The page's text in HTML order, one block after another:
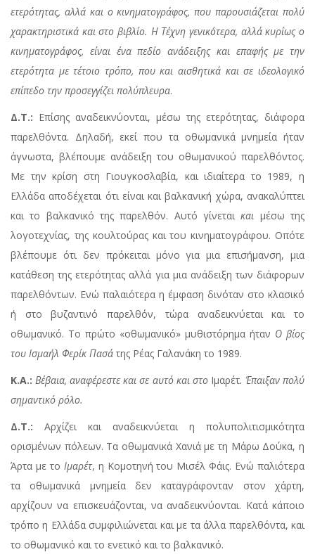
ετερότητας, αλλά και ο κινηματογράφος, που παρουσιάζεται πολύ
χαρακτηριστικά και στο βιβλίο. Η Τέχνη γενικότερα, αλλά κυρίως ο
κινηματογράφος, είναι ένα πεδίο ανάδειξης και επαφής με την
ετερότητα με τέτοιο τρόπο, που και αισθητικά και σε ιδεολογικό
επίπεδο την προσεγγίζει πολύπλευρα.
Δ.Τ.: Επίσης αναδεικνύονται, μέσω της ετερότητας, διάφορα
παρελθόντα. Δηλαδή, εκεί που τα οθωμανικά μνημεία ήταν
άγνωστα, βλέπουμε ανάδειξη του οθωμανικού παρελθόντος.
Με την κρίση στη Γιουγκοσλαβία, και ιδιαίτερα το 1989, η
Ελλάδα αποδέχεται ότι είναι και βαλκανική χώρα, ανακαλύπτει
και το βαλκανικό της παρελθόν. Αυτό γίνεταικαι μέσω της
λογοτεχνίας, της κουλτούρας και του κινηματογράφου. Οπότε
βλέπουμε ότι δεν πρόκειται μόνο για μια επισήμανση, μια
κατάθεση της ετερότητας αλλά για μια ανάδειξη των διάφορων
παρελθόντων. Ενώ παλαιότερα η έμφαση δινόταν στο κλασικό
ή στο βυζαντινό παρελθόν, τώρα αναδεικνύεται και το
οθωμανικό. Το πρώτο «οθωμανικό» μυθιστόρημα ήταν Ο βίος
του Ισμαήλ Φερίκ Πασά της Ρέας Γαλανάκη το 1989.
Κ.Α.: Βέβαια, αναφέρεστε και σε αυτό και στο Ιμαρέτ. Έπαιξαν πολύ
σημαντικό ρόλο.
Δ.Τ.: Αρχίζει και αναδεικνύεται η πολυπολιτισμικότητα
ορισμένων πόλεων. Τα οθωμανικά Χανιά με τη Μάρω Δούκα, η
Άρτα με το Ιμαρέτ, η Κομοτηνή του Μισέλ Φάις. Ενώ παλιότερα
τα οθωμανικά μνημεία δεν καταγράφονταν στον χάρτη,
αρχίζουν να επισκευάζονται, να αναδεικνύονται. Κατά κάποιο
τρόπο η Ελλάδα συμφιλιώνεται και με τα άλλα παρελθόντα, και
το οθωμανικό και το ενετικό και το βαλκανικό.